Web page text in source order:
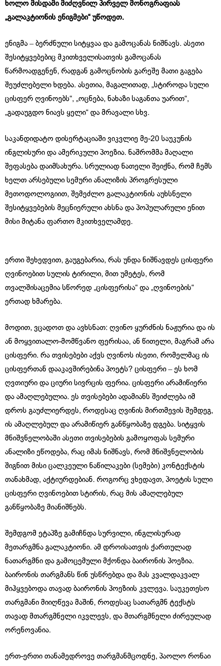
ხოლო მისდამი მიძღვნილ პირველ მონოგრაფიას
„გალაკტიონის ენიგმები“ უწოდეთ.
ენიგმა ‒ ბერძნული სიტყვაა და გამოცანას ნიშნავს. ასეთი
შესიტყვებებიც მკითხველისათვის გამოცანას
წარმოადგენენ, რადგან გამოცნობის გარეშე მათი გაგება
შეუძლებელი ხდება. ასეთია, მაგალითად, „სტიროდა სული
ცისფერ ღვინოებს“, „ოცნება, ნახაზი საგანთა უარით“,
„გადაუგდო ნიავს ყელი“ და მრავალი სხვ.
საკანდიდატო დისერტაციაში ვიკვლიე მე-20 საუკუნის
ინგლისური და ამერიკული პოეზია. ნაშრომმა მაღალი
შეფასება დაიმსახურა. სრულიად ნათელი შეიქნა, რომ ჩემს
ხელთ არსებული სემური ანალიზის პროგრესული
მეთოდოლოგიით, შემეძლო გალაკტიონის აუხსნელი
შესიტყვებების მეცნიერული ახსნა და პოპულარული ენით
მისი მიტანა ფართო მკითხველამდე.
ერთი შეხედვით, გაუგებარია, რას უნდა ნიშნავდეს ცისფერი
ღვინოებით სულის ტირილი, მით უმეტეს, რომ
თვალშისაცემია სწორედ „ცისფერისა“ და „ღვინოების“
ერთად ხმარება.
მოდით, ვცადოთ და ავხსნათ: ღვინო ყურძნის ნაჟურია და ის
ან მოყვითალო-მომწვანო ფერისაა, ან წითელი, მაგრამ არა
ცისფერი. რა თვისებები აქვს ღვინოს ისეთი, რომელმაც ის
ცისფერთან დააკავშირებინა პოეტს? ცისფერი ‒ ეს ხომ
ღვთიური და ციური სივრცის ფერია. ცისფერი არამიწიერი
და ამაღლებულია. ეს თვისებები ადამიანს შეიძლება იმ
დროს გაუძლიერდეს, როდესაც ღვინის მირთმევის შემდეგ,
ის ამაღლებულ და არამიწიერ განწყობაზე დგება. სიტყვის
მნიშვნელობაში ასეთი თვისებების გამოყოფას სემური
ანალიზი ეწოდება, რაც იმას ნიშნავს, რომ მნიშვნელობის
შიგნით მისი ცალკეული ნაწილაკები (სემები) კონტექსტის
თანახმად, აქტიურდებიან. როგორც ვხედავთ, პოეტის სული
ცისფერი ღვინოებით სტირის, რაც მის ამაღლებულ
განწყობაზე მიანიშნებს.
შემდგომ ეტაპზე გამიჩნდა სურვილი, ინგლისურად
მეთარგმნა გალაკტიონი. ამ დროისათვის ქართულად
ნათარგმნი და გამოცემული მქონდა ბაირონის პოეზია.
ბაირონის თარგმანს წინ უსწრებდა და მას კვალდაკვალ
მიჰყვებოდა თავად ბაირონის პოეზიის კვლევა. საუკეთესო
თარგმანი მიიღწევა მაშინ, როდესაც სათარგმნ ტექსტს
თავად მთარგმნელი იკვლევს, და მთარგმნელი ძირეულად
ორენოვანია.
ერთ-ერთი თანამედროვე თარგმანმცოდნე, პაოლო რონაი